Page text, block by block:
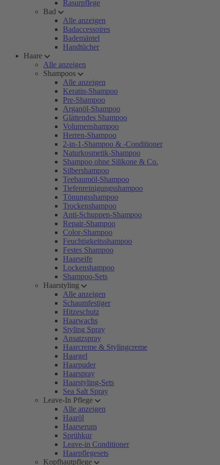
Rasurpflege
Bad
Alle anzeigen
Badaccessoires
Bademäntel
Handtücher
Haare
Alle anzeigen
Shampoos
Alle anzeigen
Keratin-Shampoo
Pre-Shampoo
Arganöl-Shampoo
Glättendes Shampoo
Volumenshampoo
Herren-Shampoo
2-in-1-Shampoo & -Conditioner
Naturkosmetik-Shampoo
Shampoo ohne Silikone & Co.
Silbershampoo
Teebaumöl-Shampoo
Tiefenreinigungsshampoo
Tönungsshampoo
Trockenshampoo
Anti-Schuppen-Shampoo
Repair-Shampoo
Color-Shampoo
Feuchtigkeitsshampoo
Festes Shampoo
Haarseife
Lockenshampoo
Shampoo-Sets
Haarstyling
Alle anzeigen
Schaumfestiger
Hitzeschutz
Haarwachs
Styling Spray
Ansatzspray
Haarcreme & Stylingcreme
Haargel
Haarpuder
Haarspray
Haarstyling-Sets
Sea Salt Spray
Leave-In Pflege
Alle anzeigen
Haaröl
Haarserum
Sprühkur
Leave-in Conditioner
Haarpflegesets
Kopfhautpflege